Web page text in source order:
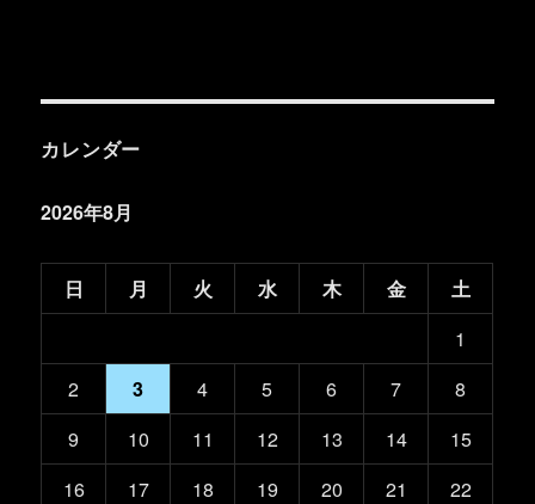
カレンダー
2026年8月
日 月 火 水 木 金
土
1
2
3 4 5 6 7
8
9
10 11 12 13 14
15
16
17 18 19 20 21
22